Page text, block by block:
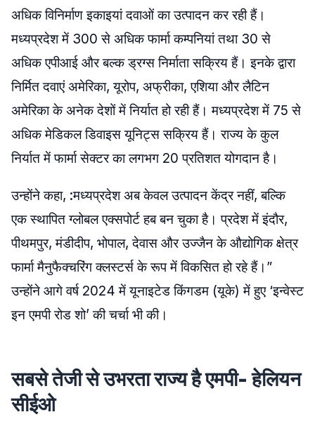
अधिक विनिर्माण इकाइयां दवाओं का उत्पादन कर रही हैं।
मध्यप्रदेश में 300 से अधिक फार्मा कम्पनियां तथा 30 से
अधिक एपीआई और बल्क ड्रग्स निर्माता सक्रिय हैं। इनके द्वारा
निर्मित दवाएं अमेरिका, यूरोप, अफ्रीका, एशिया और लैटिन
अमेरिका के अनेक देशों में निर्यात हो रही हैं। मध्यप्रदेश में 75 से
अधिक मेडिकल डिवाइस यूनिट्स सक्रिय हैं। राज्य के कुल
निर्यात में फार्मा सेक्टर का लगभग 20 प्रतिशत योगदान है।
उन्होंने कहा, :मध्यप्रदेश अब केवल उत्पादन केंद्र नहीं, बल्कि
एक स्थापित ग्लोबल एक्सपोर्ट हब बन चुका है। प्रदेश में इंदौर,
पीथमपुर, मंडीदीप, भोपाल, देवास और उज्जैन के औद्योगिक क्षेत्र
फार्मा मैनुफैक्चरिंग क्लस्टर्स के रूप में विकसित हो रहे हैं।”
उन्होंने आगे वर्ष 2024 में यूनाइटेड किंगडम (यूके) में हुए ‘इन्वेस्ट
इन एमपी रोड शो’ की चर्चा भी की।
सबसे तेजी से उभरता राज्य है एमपी- हेलियन
सीईओ